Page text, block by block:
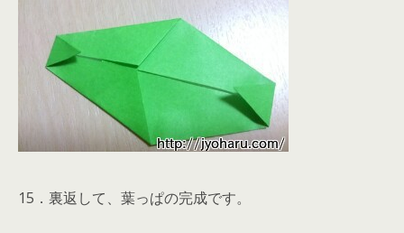
15．裏返して、葉っぱの完成です。